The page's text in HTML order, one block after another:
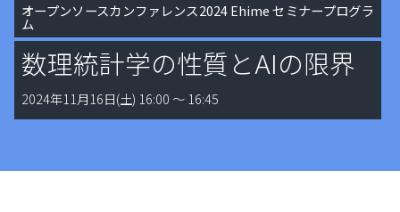
オープンソースカンファレンス2024 Ehime セミナープログラ
ム
数理統計学の性質とAIの限界
2024年11月16日(土) 16:00 〜 16:45